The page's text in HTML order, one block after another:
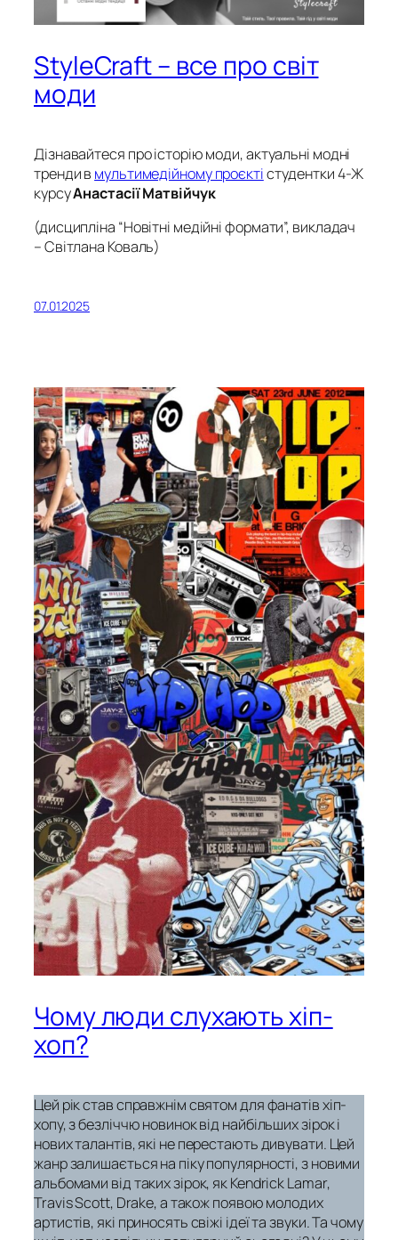
StyleCraft – все про світ
моди
Дізнавайтеся про історію моди, актуальні модні
тренди в мультимедійному проєктістудентки 4-Ж
курсуАнастасії Матвійчук
(дисципліна “Новітні медійні формати”, викладач
– Світлана Коваль)
07.01.2025
Чому люди слухають хіп-
хоп?
Цей рік став справжнім святом для фанатів хіп-
хопу, з безліччю новинок від найбільших зірок і
нових талантів, які не перестають дивувати. Цей
жанр залишається на піку популярності, з новими
альбомами від таких зірок, як Kendrick Lamar,
Travis Scott, Drake, а також появою молодих
артистів, які приносять свіжі ідеї та звуки. Та чому